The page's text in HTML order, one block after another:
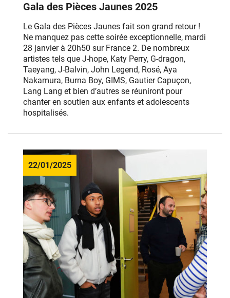
Gala des Pièces Jaunes 2025
Le Gala des Pièces Jaunes fait son grand retour !
Ne manquez pas cette soirée exceptionnelle, mardi
28 janvier à 20h50 sur France 2. De nombreux
artistes tels que J-hope, Katy Perry, G-dragon,
Taeyang, J-Balvin, John Legend, Rosé, Aya
Nakamura, Burna Boy, GIMS, Gautier Capuçon,
Lang Lang et bien d’autres se réuniront pour
chanter en soutien aux enfants et adolescents
hospitalisés.
22/01/2025